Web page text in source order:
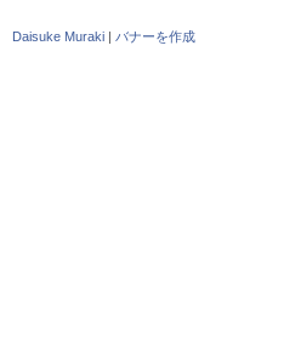
Daisuke Muraki | バナーを作成